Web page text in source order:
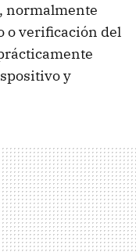
normalmente
o verificación del
y